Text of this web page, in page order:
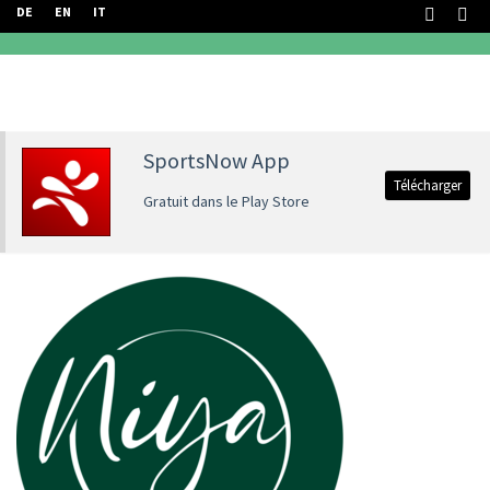
DE EN IT
SportsNow App
Gratuit dans le Play Store
Télécharger